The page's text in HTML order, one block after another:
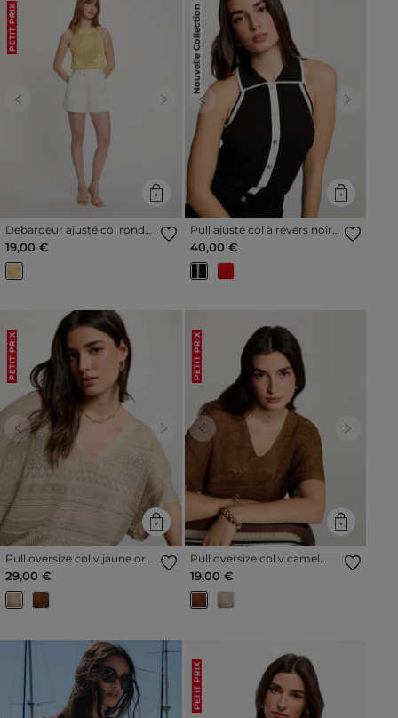
PETIT PRIX
Previous Next
Debardeur ajusté col rond
jaune clair femme
19,00 €
Nouvelle Collection
Previous Next
Pull ajusté col à revers noir
40,00 €
PETIT PRIX
Previous Next
Pull oversize col v jaune or
femme
29,00 €
PETIT PRIX
Previous Next
Pull oversize col v camel
femme
19,00 €
PETIT PRIX